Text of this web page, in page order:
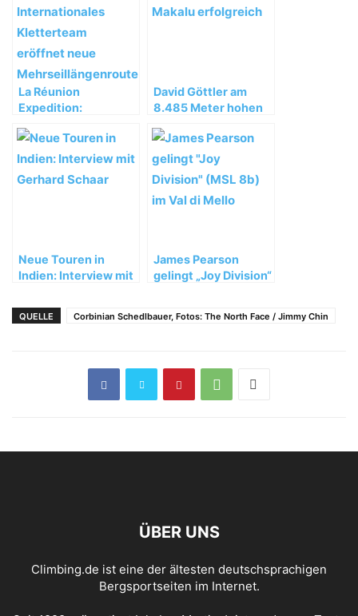
La Réunion
Expedition:
Kletterteam eröffnet
neue
David Göttler am
8.485 Meter hohen
Neue Touren in
Indien: Interview mit
James Pearson
gelingt „Joy Division“
QUELLE Corbinian Schedlbauer, Fotos: The North Face / Jimmy Chin
ÜBER UNS
Climbing.de ist eine der ältesten deutschsprachigen
Bergsportseiten im Internet.